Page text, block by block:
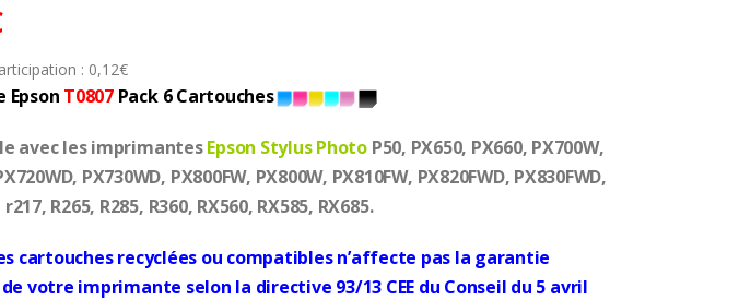
: 0,12€
Epson T0807 Pack 6 Cartouches
avec les imprimantesEpson Stylus Photo P50, PX650, PX660, PX700W,
PX730WD, PX800FW, PX800W, PX810FW, PX820FWD, PX830FWD,
R265, R285, R360, RX560, RX585, RX685.
cartouches recyclées ou compatibles n’affecte pas la garantie
votre imprimante selon la directive 93/13 CEE du Conseil du 5 avril